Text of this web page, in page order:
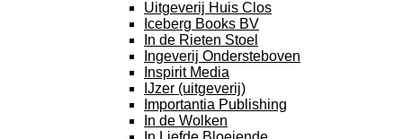
Uitgeverij Huis Clos
Iceberg Books BV
In de Rieten Stoel
Ingeverij Ondersteboven
Inspirit Media
IJzer (uitgeverij)
Importantia Publishing
In de Wolken